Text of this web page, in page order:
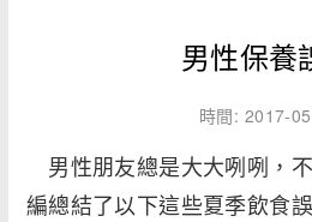
綜合
男性保養
時間: 2017-
男性朋友總是大大咧咧，
編總結了以下這些夏季飲食